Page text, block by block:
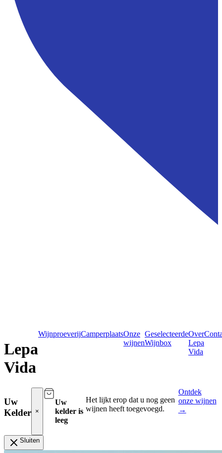
Lepa
Vida
WijnproeverijCamperplaatsOnze
wijnen
Geselecteerde
Wijnbox
Over
Lepa
Vida
Uw
Kelder ×
Uw
kelder is
leeg
Het lijkt erop dat u nog geen
wijnen heeft toegevoegd.
Ontdek
onze wijnen
→
Sluiten